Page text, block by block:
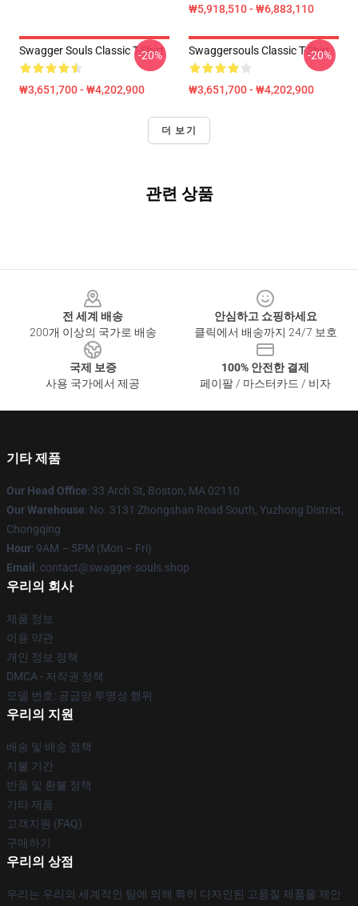
₩5,918,510 - ₩6,883,110
Swagger Souls Classic T-Shirt
₩3,651,700 - ₩4,202,900
-20% Swaggersouls Classic T-Shirt
₩3,651,700 - ₩4,202,900
-20%
더 보기
관련 상품
전 세계 배송
200개 이상의 국가로 배송
안심하고 쇼핑하세요
클릭에서 배송까지 24/7 보호
국제 보증
사용 국가에서 제공
100% 안전한 결제
페이팔 / 마스터카드 / 비자
기타 제품
Our Head Office: 33 Arch St, Boston, MA 02110
Our Warehouse: No. 3131 Zhongshan Road South, Yuzhong District,
Chongqing
Hour: 9AM – 5PM (Mon – Fri)
Email : contact@swagger-souls.shop
우리의 회사
제품 정보
이용 약관
개인 정보 정책
DMCA - 저작권 정책
모델 번호: 공급망 투명성 행위
우리의 지원
배송 및 배송 정책
지불 기간
반품 및 환불 정책
기타 제품
고객지원 (FAQ)
구매하기
우리의 상점
우리는 우리의 세계적인 팀에 의해 특히 디자인된 고품질 제품을 제안